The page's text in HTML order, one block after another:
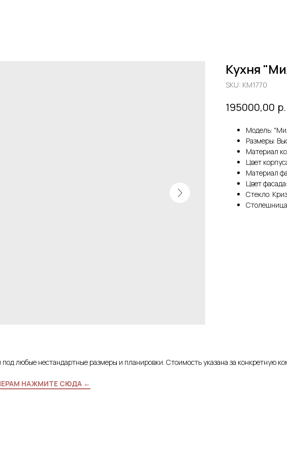
Кухня
SKU: KM1770
195000,00 р.
Модель:
Размеры:
Материал
Цвет
Материал
Цвет
Стекло:
любые нестандартные размеры и планировки. Стоимость указана за конкретную
НАЖМИТЕ СЮДА ←